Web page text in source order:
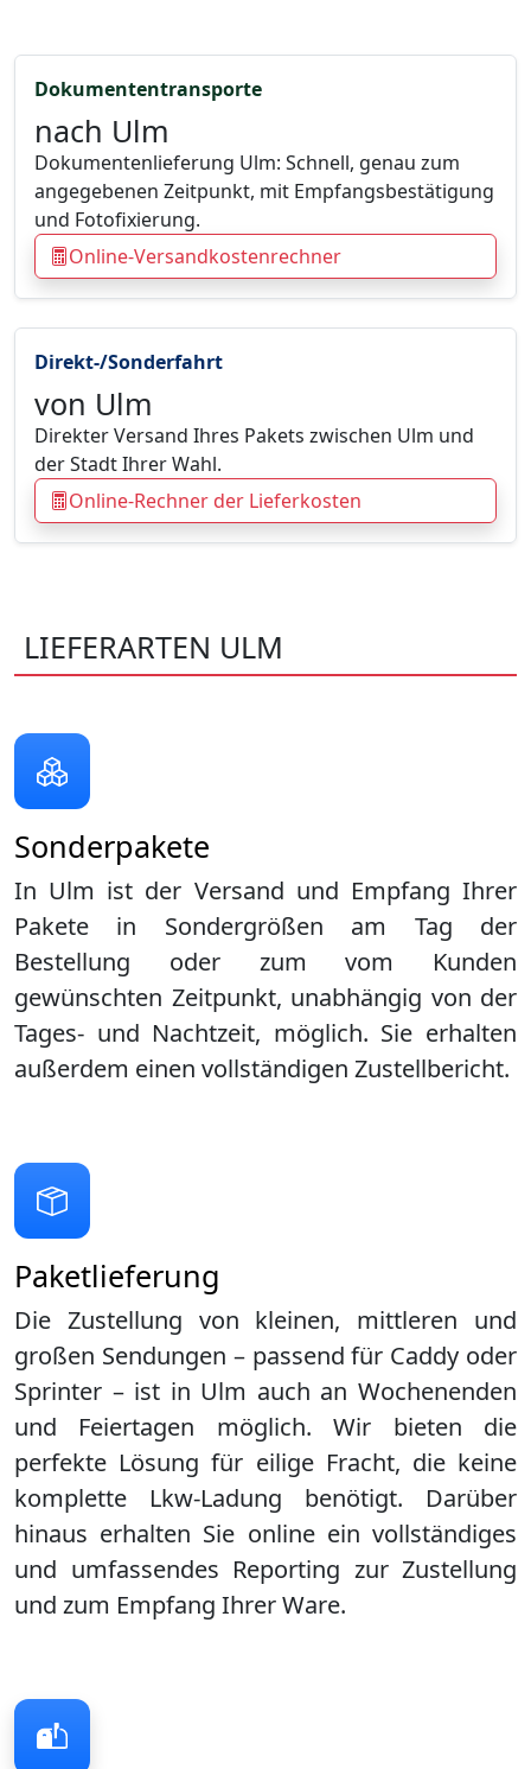
Direkt-/Sonderfahrt
von Ulm
Direkter Versand Ihres Pakets zwischen Ulm und
der Stadt Ihrer Wahl.
Online-Rechner der Lieferkosten
Dokumententransporte
nach Ulm
Dokumentenlieferung Ulm: Schnell, genau zum
angegebenen Zeitpunkt, mit Empfangsbestätigung
und Fotofixierung.
Online-Versandkostenrechner
LIEFERARTEN ULM
Paketlieferung
Die Zustellung von kleinen, mittleren und
großen Sendungen – passend für Caddy oder
Sprinter – ist in Ulm auch an Wochenenden
und Feiertagen möglich. Wir bieten die
perfekte Lösung für eilige Fracht, die keine
komplette Lkw-Ladung benötigt. Darüber
hinaus erhalten Sie online ein vollständiges
und umfassendes Reporting zur Zustellung
und zum Empfang Ihrer Ware.
Sonderpakete
In Ulm ist der Versand und Empfang Ihrer
Pakete in Sondergrößen am Tag der
Bestellung oder zum vom Kunden
gewünschten Zeitpunkt, unabhängig von der
Tages- und Nachtzeit, möglich. Sie erhalten
außerdem einen vollständigen Zustellbericht.